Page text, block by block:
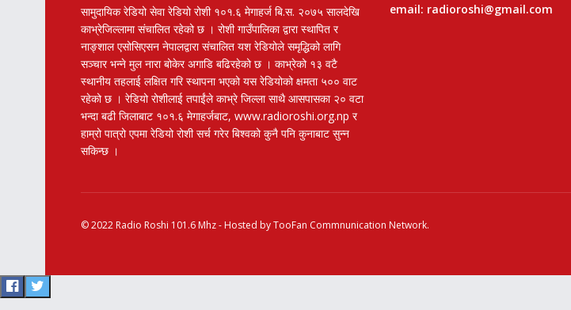
सामुदायिक रेडियो सेवा रेडियो रोशी १०१.६ मेगाहर्ज बि.स. २०७५ सालदेखि
काभ्रेजिल्लामा संचालित रहेको छ । रोशी गाउँपालिका द्वारा स्थापित र
नाङ्शाल एसोसिएसन नेपालद्वारा संचालित यश रेडियोले समृद्धिको लागि
सञ्चार भन्ने मुल नारा बोकेर अगाडि बढिरहेको छ । काभ्रेको १३ वटै
स्थानीय तहलाई लक्षित गरि स्थापना भएको यस रेडियोको क्षमता ५०० वाट
रहेको छ । रेडियो रोशीलाई तपाईंले काभ्रे जिल्ला साथै आसपासका २० वटा
भन्दा बढी जिलाबाट १०१.६ मेगाहर्जबाट, www.radioroshi.org.np र
हाम्रो पात्रो एपमा रेडियो रोशी सर्च गरेर बिश्वको कुनै पनि कुनाबाट सुन्न
सकिन्छ ।
email: radioroshi@gmail.com
© 2022 Radio Roshi 101.6 Mhz- Hosted byTooFan Commnunication Network.